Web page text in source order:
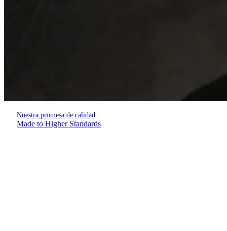
Nuestra promesa de calidad
Made to Higher Standards